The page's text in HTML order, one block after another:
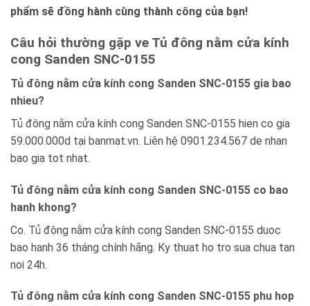
phẩm sẽ đồng hành cùng thành công của bạn!
Câu hỏi thường gặp ve Tủ đông nằm cửa kính
cong Sanden SNC-0155
Tủ đông nằm cửa kính cong Sanden SNC-0155 gia bao
nhieu?
Tủ đông nằm cửa kính cong Sanden SNC-0155 hien co gia
59.000.000d tại banmat.vn. Liên hệ 0901.234.567 de nhan
bao gia tot nhat.
Tủ đông nằm cửa kính cong Sanden SNC-0155 co bao
hanh khong?
Co. Tủ đông nằm cửa kính cong Sanden SNC-0155 duoc
bao hanh 36 tháng chính hãng. Ky thuat ho tro sua chua tan
noi 24h.
Tủ đông nằm cửa kính cong Sanden SNC-0155 phu hop